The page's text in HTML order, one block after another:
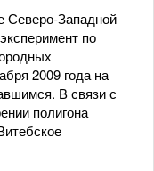
Северо-Западной
по
2009 года на
В связи с
полигона